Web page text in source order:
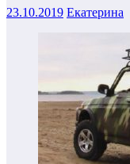
23.10.2019 Екатерина